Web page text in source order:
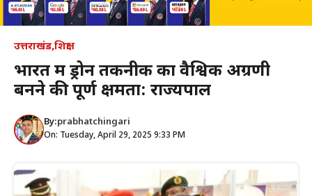
उत्तराखंड,शिक्षा
भारत में ड्रोन तकनीक का वैश्विक अग्रणी
बनने की पूर्ण क्षमता: राज्यपाल
By:prabhatchingari
On: Tuesday, April 29, 2025 9:33 PM